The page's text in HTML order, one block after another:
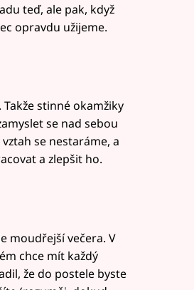
teď, ale pak, když
opravdu užijeme.
stinné okamžiky
se nad sebou
se nestaráme, a
a zlepšit ho.
moudřejší večera. V
chce mít každý
že do postele byste